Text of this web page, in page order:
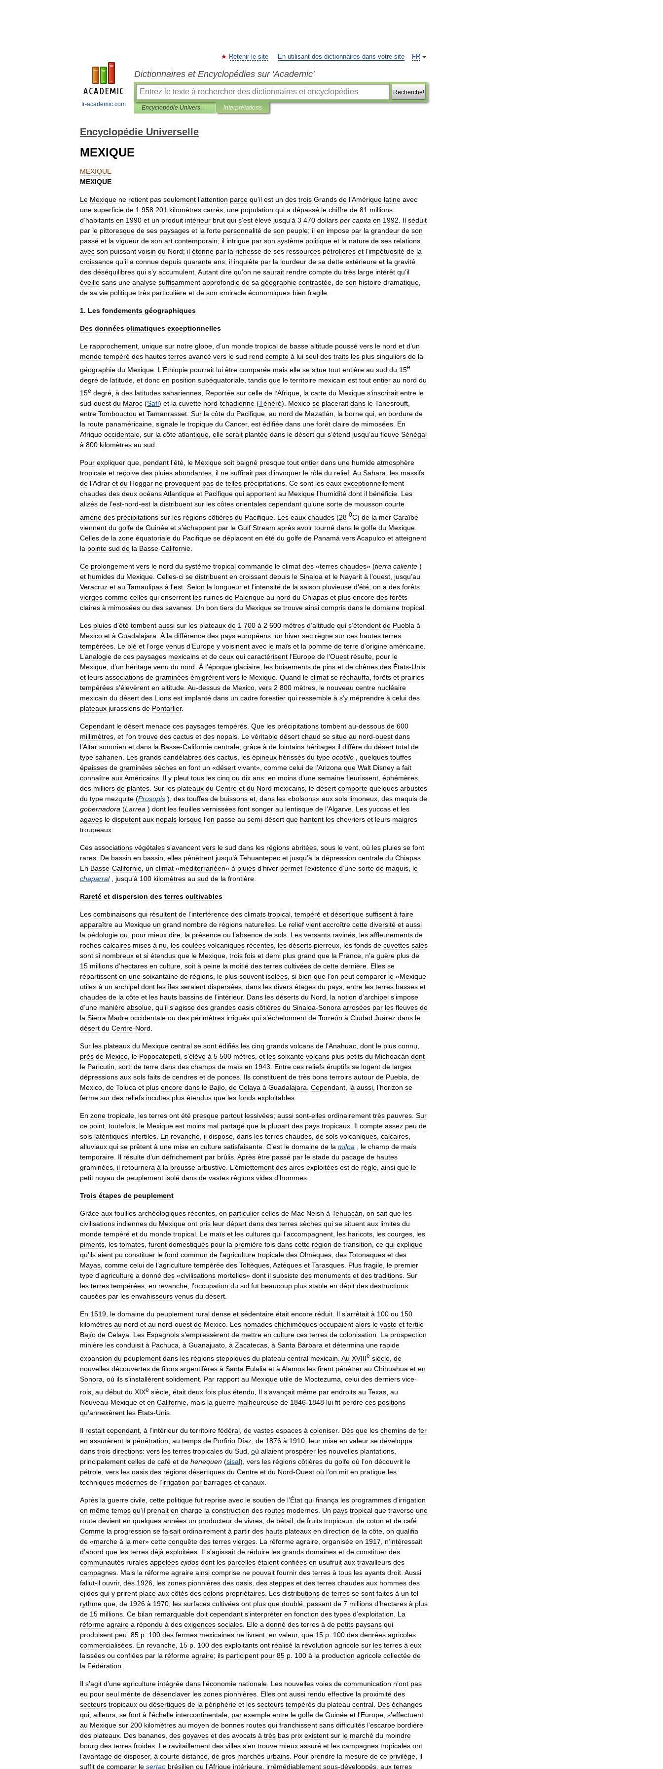
fr-academic.com
FR
Retenir le site En utilisant des dictionnaires dans votre site
Dictionnaires et Encyclopédies sur 'Academic'
Recherche!
Encyclopédie Universelle interprétations
Encyclopédie Universelle
MEXIQUE
MEXIQUE
MEXIQUE
Le Mexique ne retient pas seulement l’attention parce qu’il est un des trois Grands de l’Amérique latine avec
une superficie de 1 958 201 kilomètres carrés une population qui a dépassé le chiffre de 81 millions
d’habitants en 1990 et un produit intérieur brut qui s’est élevé jusqu’à 3 470 dollars per capita en 1992 Il séduit
par le pittoresque de ses paysages et la forte personnalité de son peuple; il en impose par la grandeur de son
passé et la vigueur de son art contemporain; il intrigue par son système politique et la nature de ses relations
avec son puissant voisin du Nord; il étonne par la richesse de ses ressources pétrolières et l’impétuosité de la
croissance qu’il a connue depuis quarante ans; il inquiète par la lourdeur de sa dette extérieure et la gravité
des déséquilibres qui s’y accumulent Autant dire qu’on ne saurait rendre compte du très large intérêt qu’il
éveille sans une analyse suffisamment approfondie de sa géographie contrastée de son histoire dramatique
de sa vie politique très particulière et de son «miracle économique» bien fragile
1. Les fondements géographiques
Des données climatiques exceptionnelles
Le rapprochement unique sur notre globe d’un monde tropical de basse altitude poussé vers le nord et d’un
monde tempéré des hautes terres avancé vers le sud rend compte à lui seul des traits les plus singuliers de la
géographie du Mexique L ’Éthiopie pourrait lui être comparée mais elle se situe tout entière au sud du 15e
degré de latitude et donc en position subéquatoriale tandis que le territoire mexicain est tout entier au nord du
15e degré à des latitudes sahariennes Reportée sur celle de l’Afrique la carte du Mexique s’inscrirait entre le
sud-ouest du Maroc (Safi) et la cuvette nord-tchadienne (Ténéré). Mexico se placerait dans le Tanesrouft,
entre Tombouctou et Tamanrasset. Sur la côte du Pacifique, au nord de Mazatlán, la borne qui, en bordure de
la route panaméricaine, signale le tropique du Cancer, est édifiée dans une forêt claire de mimosées. En
Afrique occidentale, sur la côte atlantique, elle serait plantée dans le désert qui s’étend jusqu’au fleuve Sénégal
à 800 kilomètres au sud.
Pour expliquer que, pendant l’été, le Mexique soit baigné presque tout entier dans une humide atmosphère
tropicale et reçoive des pluies abondantes, il ne suffirait pas d’invoquer le rôle du relief. Au Sahara, les massifs
de l’Adrar et du Hoggar ne provoquent pas de telles précipitations. Ce sont les eaux exceptionnellement
chaudes des deux océansAtlantique et Pacifique qui apportent au Mexique l’humidité dont il bénéficie. Les
alizés de l’est-nord-est la distribuent sur les côtes orientales cependant qu’une sorte de mousson courte
amène des précipitations sur les régions côtières du Pacifique Les eaux chaudes (28 0C) de la mer Caraïbe
viennent du golfe de Guinée et s’échappent par le Gulf Stream après avoir tourné dans le golfe du Mexique
Celles de la zone équatoriale du Pacifique se déplacent en été du golfe de Panamá versAcapulco et atteignent
la pointe sud de la Basse-Californie
Ce prolongement vers le nord du système tropical commande le climat des «terres chaudes» (tierra caliente )
et humides du Mexique Celles-ci se distribuent en croissant depuis le Sinaloa et le Nayarit à l’ouest jusqu’au
Veracruz et au Tamaulipas à l’est Selon la longueur et l’intensité de la saison pluvieuse d’été on a des forêts
vierges comme celles qui enserrent les ruines de Palenque au nord du Chiapas et plus encore des forêts
claires à mimosées ou des savanes Un bon tiers du Mexique se trouve ainsi compris dans le domaine tropical
Les pluies d’été tombent aussi sur les plateaux de 1 700 à 2 600 mètres d’altitude qui s’étendent de Puebla à
Mexico et à Guadalajara À la différence des pays européens un hiver sec règne sur ces hautes terres
tempérées Le blé et l’orge venus d’Europe y voisinent avec le maïs et la pomme de terre d’origine américaine
L ’analogie de ces paysages mexicains et de ceux qui caractérisent l’Europe de l’Ouest résulte pour le
Mexique d’un héritage venu du nord À l’époque glaciaire les boisements de pins et de chênes des États-Unis
et leurs associations de graminées émigrèrent vers le Mexique Quand le climat se réchauffa forêts et prairies
tempérées s’élevèrent en altitude Au-dessus de Mexico vers 2 800 mètres le nouveau centre nucléaire
mexicain du désert des Lions est implanté dans un cadre forestier qui ressemble à s’y méprendre à celui des
plateaux jurassiens de Pontarlier.
Cependant le désert menace ces paysages tempérés Que les précipitations tombent au-dessous de 600
millimètres et l’on trouve des cactus et des nopals Le véritable désert chaud se situe au nord-ouest dans
l’Altar sonorien et dans la Basse-Californie centrale; grâce à de lointains héritages il diffère du désert total de
type saharien Les grands candélabres des cactus les épineux hérissés du type ocotillo quelques touffes
épaisses de graminées sèches en font un «désert vivant», comme celui de l’Arizona que Walt Disney a fait
connaître auxAméricains Il y pleut tous les cinq ou dix ans: en moins d’une semaine fleurissent éphémères
des milliers de plantes Sur les plateaux du Centre et du Nord mexicains le désert comporte quelques arbustes
du type mezquite (Prosopis ), des touffes de buissons et dans les «bolsons» aux sols limoneux des maquis de
gobernadora (Larrea ) dont les feuilles vernissées font songer au lentisque de l’Algarve Les yuccas et les
agaves le disputent aux nopals lorsque l’on passe au semi-désert que hantent les chevriers et leurs maigres
troupeaux
Ces associations végétales s’avancent vers le sud dans les régions abritées sous le vent où les pluies se font
rares De bassin en bassin elles pénètrent jusqu’à Tehuantepec et jusqu’à la dépression centrale du Chiapas
En Basse-Californie un climat «méditerranéen» à pluies d’hiver permet l’existence d’une sorte de maquis le
chaparral, jusqu’à 100 kilomètres au sud de la frontière
Rareté et dispersion des terres cultivables
Les combinaisons qui résultent de l’interférence des climats tropical tempéré et désertique suffisent à faire
apparaître au Mexique un grand nombre de régions naturelles Le relief vient accroître cette diversité et aussi
la pédologie ou pour mieux dire la présence ou l’absence de sols Les versants ravinés les affleurements de
roches calcaires mises à nu les coulées volcaniques récentes les déserts pierreux les fonds de cuvettes salés
sont si nombreux et si étendus que le Mexique trois fois et demi plus grand que la France n’a guère plus de
15 millions d’hectares en culture soit à peine la moitié des terres cultivées de cette dernière Elles se
répartissent en une soixantaine de régions le plus souvent isolées si bien que l’on peut comparer le «Mexique
utile» à un archipel dont les îles seraient dispersées dans les divers étages du pays entre les terres basses et
chaudes de la côte et les hauts bassins de l’intérieur. Dans les déserts du Nord la notion d’archipel s’impose
d’une manière absolue qu’il s’agisse des grandes oasis côtières du Sinaloa-Sonora arrosées par les fleuves de
la Sierra Madre occidentale ou des périmètres irrigués qui s’échelonnent de Torreón à Ciudad Juárez dans le
désert du Centre-Nord
Sur les plateaux du Mexique central se sont édifiés les cinq grands volcans de l’Anahuac dont le plus connu
près de Mexico le Popocatepetl s’élève à 5 500 mètres et les soixante volcans plus petits du Michoacán dont
le Paricutin sorti de terre dans des champs de maïs en 1943 Entre ces reliefs éruptifs se logent de larges
dépressions aux sols faits de cendres et de ponces Ils constituent de très bons terroirs autour de Puebla de
Mexico de Toluca et plus encore dans le Bajío de Celaya à Guadalajara Cependant là aussi l’horizon se
ferme sur des reliefs incultes plus étendus que les fonds exploitables
En zone tropicale les terres ont été presque partout lessivées; aussi sont-elles ordinairement très pauvres Sur
ce point toutefois le Mexique est moins mal partagé que la plupart des pays tropicaux Il compte assez peu de
sols latéritiques infertiles En revanche il dispose dans les terres chaudes de sols volcaniques calcaires
alluviaux qui se prêtent à une mise en culture satisfaisante C’est le domaine de la milpa le champ de maïs
temporaire Il résulte d’un défrichement par brûlis Après être passé par le stade du pacage de hautes
graminées il retournera à la brousse arbustive L ’émiettement des aires exploitées est de règle ainsi que le
petit noyau de peuplement isolé dans de vastes régions vides d’hommes
Trois étapes de peuplement
Grâce aux fouilles archéologiques récentes en particulier celles de Mac Neish à Tehuacán on sait que les
civilisations indiennes du Mexique ont pris leur départ dans des terres sèches qui se situent aux limites du
monde tempéré et du monde tropical Le maïs et les cultures qui l’accompagnent les haricots les courges les
piments les tomates furent domestiqués pour la première fois dans cette région de transition ce qui explique
qu’ils aient pu constituer le fond commun de l’agriculture tropicale des Olmèques des Totonaques et des
Mayas comme celui de l’agriculture tempérée des Toltèques Aztèques et Tarasques Plus fragile le premier
type d’agriculture a donné des «civilisations mortelles» dont il subsiste des monuments et des traditions Sur
les terres tempérées en revanche l’occupation du sol fut beaucoup plus stable en dépit des destructions
causées par les envahisseurs venus du désert
En 1519 le domaine du peuplement rural dense et sédentaire était encore réduit Il s’arrêtait à 100 ou 150
kilomètres au nord et au nord-ouest de Mexico Les nomades chichimèques occupaient alors le vaste et fertile
Bajío de Celaya Les Espagnols s’empressèrent de mettre en culture ces terres de colonisation La prospection
minière les conduisit à Pachuca à Guanajuato à Zacatecas à Santa Bárbara et détermina une rapide
expansion du peuplement dans les régions steppiques du plateau central mexicain Au XVIIIe siècle de
nouvelles découvertes de filons argentifères à Santa Eulalia et à Alamos les firent pénétrer au Chihuahua et en
Sonora où ils s’installèrent solidement Par rapport au Mexique utile de Moctezuma celui des derniers vice-
rois au début du XIXe siècle était deux fois plus étendu Il s’avançait même par endroits au Texas au
Nouveau-Mexique et en Californie, mais la guerre malheureuse de 1846-1848 lui fit perdre ces positions
qu’annexèrent les États-Unis.
Il restait cependant, à l’intérieur du territoire fédéral, de vastes espaces à coloniser. Dès que les chemins de fer
en assurèrent la pénétration, au temps de Porfirio Díaz, de 1876 à 1910, leur mise en valeur se développa
dans trois directions: vers les terres tropicales du Sud, où allaient prospérer les nouvelles plantations,
principalement celles de café et de henequen (sisal), vers les régions côtières du golfe où l’on découvrit le
pétrole, vers les oasis des régions désertiques du Centre et du Nord-Ouest où l’on mit en pratique les
techniques modernes de l’irrigation par barrages et canaux.
Après la guerre civile, cette politique fut reprise avec le soutien de l’État qui finança les programmes d’irrigation
en même temps qu’il prenait en charge la construction des routes modernes. Un pays tropical que traverse une
route devient en quelques années un producteur de vivres, de bétail, de fruits tropicaux, de coton et de café.
Comme la progression se faisait ordinairement à partir des hauts plateaux en direction de la côte, on qualifia
de «marche à la mer» cette conquête des terres vierges. La réforme agraire, organisée en 1917, n’intéressait
d’abord que les terres déjà exploitées. Il s’agissait de réduire les grands domaines et de constituer des
communautés rurales appelées ejidos dont les parcelles étaient confiées en usufruit aux travailleurs des
campagnes. Mais la réforme agraire ainsi comprise ne pouvait fournir des terres à tous les ayants droit. Aussi
fallut-il ouvrir, dès 1926, les zones pionnières des oasis, des steppes et des terres chaudes aux hommes des
ejidos qui y prirent place aux côtés des colons propriétaires. Les distributions de terres se sont faites à un tel
rythme que, de 1926 à 1970, les surfaces cultivées ont plus que doublé, passant de 7 millions d’hectares à plus
de 15 millions. Ce bilan remarquable doit cependant s’interpréter en fonction des types d’exploitation. La
réforme agraire a répondu à des exigences sociales. Elle a donné des terres à de petits paysans qui
produisent peu: 85 p. 100 des fermes mexicaines ne livrent, en valeur, que 15 p. 100 des denrées agricoles
commercialisées. En revanche, 15 p. 100 des exploitants ont réalisé la révolution agricole sur les terres à eux
laissées ou confiées par la réforme agraire; ils participent pour 85 p. 100 à la production agricole collectée de
la Fédération.
Il s’agit d’une agriculture intégrée dans l’économie nationale. Les nouvelles voies de communication n’ont pas
eu pour seul mérite de désenclaver les zones pionnières. Elles ont aussi rendu effective la proximité des
secteurs tropicaux ou désertiques de la périphérie et les secteurs tempérés du plateau central. Des échanges
qui, ailleurs, se font à l’échelle intercontinentale, par exemple entre le golfe de Guinée et l’Europe, s’effectuent
au Mexique sur 200 kilomètres au moyen de bonnes routes qui franchissent sans difficultés l’escarpe bordière
des plateaux. Des bananes, des goyaves et des avocats à très bas prix existent sur le marché du moindre
bourg des terres froides. Le ravitaillement des villes s’en trouve mieux assuré et les campagnes tropicales ont
l’avantage de disposer, à courte distance, de gros marchés urbains. Pour prendre la mesure de ce privilège, il
suffit de comparer le sertao brésilien ou l’Afrique intérieure, irrémédiablement sous-développés, aux terres